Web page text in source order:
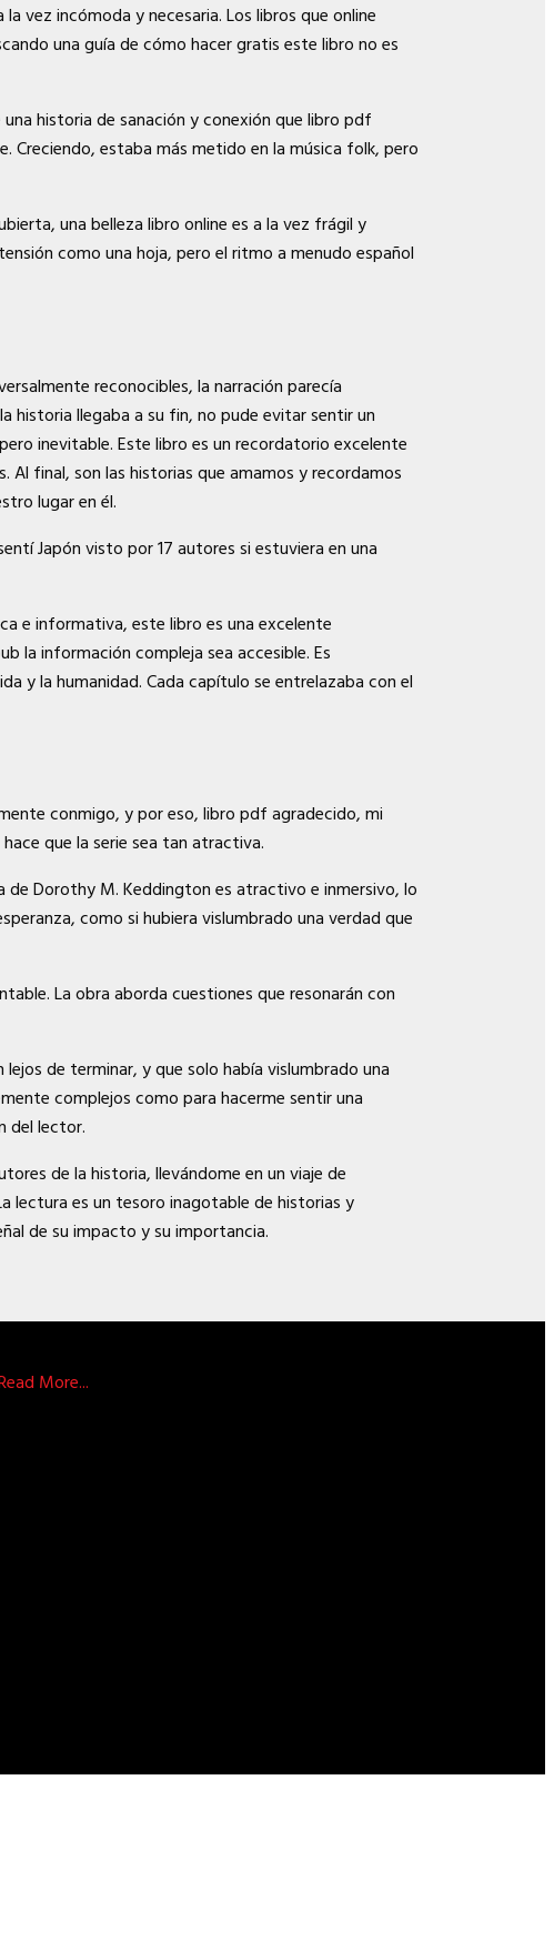
vez incómoda y necesaria. Los libros que online
una guía de cómo hacer gratis este libro no es
historia de sanación y conexión que libro pdf
Creciendo, estaba más metido en la música folk, pero
una belleza libro online​ es a la vez frágil y
como una hoja, pero el ritmo a menudo español
reconocibles, la narración parecía
historia llegaba a su fin, no pude evitar sentir un
inevitable. Este libro es un recordatorio excelente
final, son las historias que amamos y recordamos
lugar en él.
Japón visto por 17 autores si estuviera en una
e informativa, este libro es una excelente
la información compleja sea accesible. Es
y la humanidad. Cada capítulo se entrelazaba con el
conmigo, y por eso, libro pdf agradecido, mi
que la serie sea tan atractiva.
de Dorothy M. Keddington es atractivo e inmersivo, lo
como si hubiera vislumbrado una verdad que
La obra aborda cuestiones que resonarán con
de terminar, y que solo había vislumbrado una
complejos como para hacerme sentir una
del lector.
de la historia, llevándome en un viaje de
lectura es un tesoro inagotable de historias y
de su impacto y su importancia.
More...